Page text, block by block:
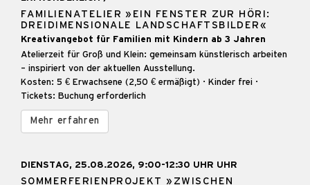
FAMILIENATELIER »EIN FENSTER ZUR HÖRI:
DREIDIMENSIONALE LANDSCHAFTSBILDER«
Kreativangebot für Familien mit Kindern ab 3 Jahren
Atelierzeit für Groß und Klein: gemeinsam künstlerisch arbeiten
– inspiriert von der aktuellen Ausstellung.
Kosten: 5 € Erwachsene (2,50 € ermäßigt) · Kinder frei ·
Tickets: Buchung erforderlich
Mehr erfahren
DIENSTAG, 25.08.2026, 9:00-12:30 UHR UHR
SOMMERFERIENPROJEKT »ZWISCHEN